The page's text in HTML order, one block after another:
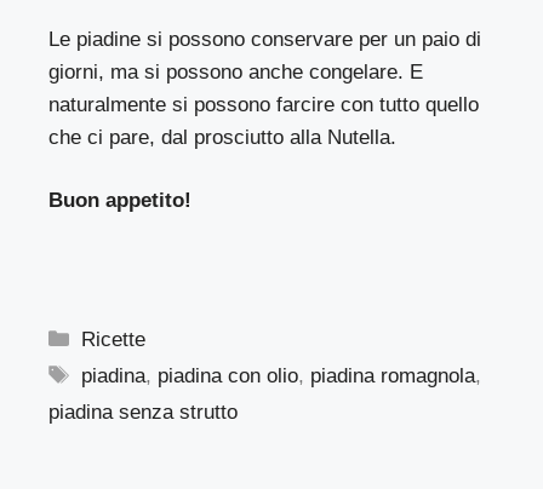
Le piadine si possono conservare per un paio di
giorni, ma si possono anche congelare. E
naturalmente si possono farcire con tutto quello
che ci pare, dal prosciutto alla Nutella.
Buon appetito!
Categorie
Ricette
Tag
piadina, piadina con olio, piadina romagnola,
piadina senza strutto